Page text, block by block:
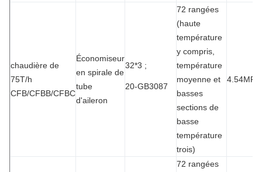
chaudière de
75T/h
CFB/CFBB/CFBC
Économiseur
en spirale de
tube
d'aileron
32*3 ;
20-GB3087
72 rangées
(haute
température
y compris,
température
moyenne et
basses
sections de
basse
température
trois)
4.54MPa
72 rangées